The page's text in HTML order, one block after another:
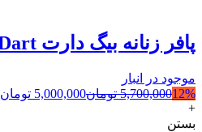
پافر زنانه بیگ دارت BigDart
موجود در انبار
12%
5,700,000 تومان5,000,000 تومان
+
بستن